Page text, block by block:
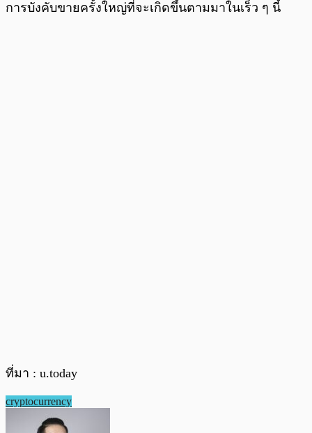
การบังคับขายครั้งใหญ่ที่จะเกิดขึ้นตามมาในเร็ว ๆ นี้
ที่มา : u.today
cryptocurrency